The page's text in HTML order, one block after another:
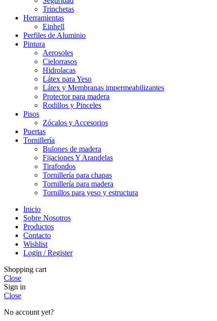
Trinchetas
Herramientas
Einhell
Perfiles de Aluminio
Pintura
Aerosoles
Cielorrasos
Hidrolacas
Látex para Yeso
Látex y Membranas impermeabilizantes
Protector para madera
Rodillos y Pinceles
Pisos
Zócalos y Accesorios
Puertas
Tornillería
Bulones de madera
Fijaciones Y Arandelas
Tirafondos
Tornillería para chapas
Tornillería para madera
Tornillos para yeso y estructura
Inicio
Sobre Nosotros
Productos
Contacto
Wishlist
Login / Register
Shopping cart
Close
Sign in
Close
No account yet?